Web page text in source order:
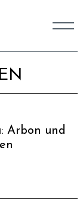
Arbon und